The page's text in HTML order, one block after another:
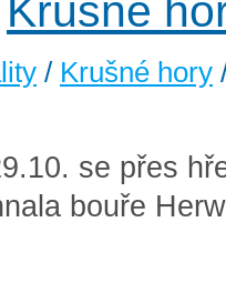
Krušné
/ Krušné hory
se přes
bouře